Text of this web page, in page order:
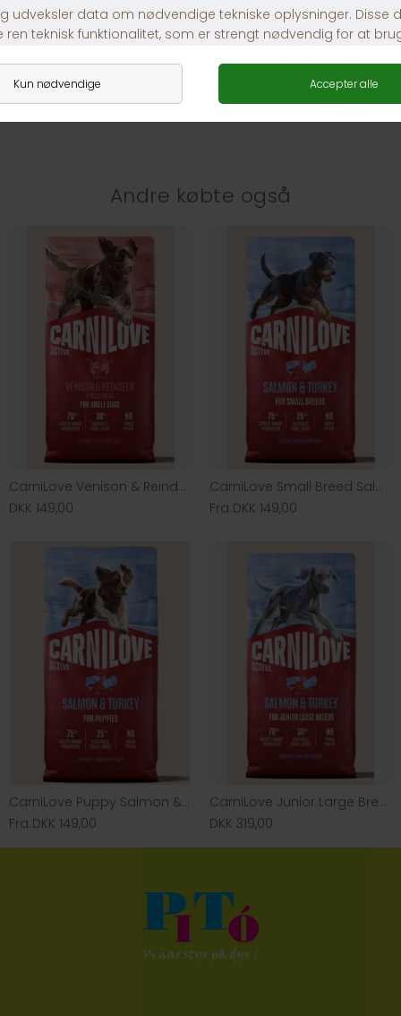
30 dages returret
Fragt fra 39,-
1-3 dages levering
Andre købte også
CarniLove Venison & Reindeer & Wild Boar
DKK 149,00
CarniLove Small Breed Salmon & Turkey
Fra DKK 149,00
CarniLove Puppy Salmon & Turkey
Fra DKK 149,00
CarniLove Junior Large Breed Salmon & Turkey
DKK 319,00